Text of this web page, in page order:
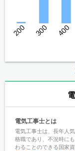
200 300 400
電気工事士とは
電気工事士は、長年人
格職であり、不況時に
わることのできる国家